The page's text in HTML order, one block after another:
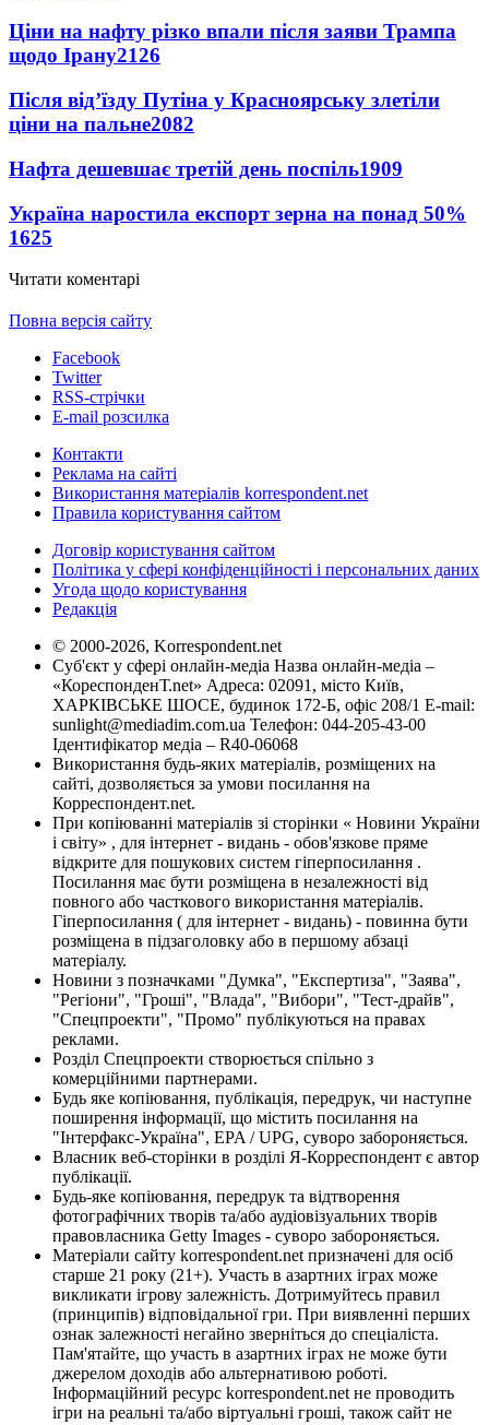
Ціни на нафту різко впали після заяви Трампа
щодо Ірану2126
Після від’їзду Путіна у Красноярську злетіли
ціни на пальне2082
Нафта дешевшає третій день поспіль1909
Україна наростила експорт зерна на понад 50%
1625
Читати коментарі
Повна версія сайту
Facebook
Twitter
RSS-стрічки
E-mail розсилка
Контакти
Реклама на сайті
Використання матеріалів korrespondent.net
Правила користування сайтом
Договір користування сайтом
Політика у сфері конфіденційності і персональних даних
Угода щодо користування
Редакція
© 2000-2026, Korrespondent.net
Суб'єкт у сфері онлайн-медіа Назва онлайн-медіа –
«КореспонденТ.net» Адреса: 02091, місто Київ,
ХАРКІВСЬКЕ ШОСЕ, будинок 172-Б, офіс 208/1 E-mail:
sunlight@mediadim.com.ua Телефон: 044-205-43-00
Ідентифікатор медіа – R40-06068
Використання будь-яких матеріалів, розміщених на
сайті, дозволяється за умови посилання на
Корреспондент.net.
При копіюванні матеріалів зі сторінки « Новини України
і світу» , для інтернет - видань - обов'язкове пряме
відкрите для пошукових систем гіперпосилання .
Посилання має бути розміщена в незалежності від
повного або часткового використання матеріалів.
Гіперпосилання ( для інтернет - видань) - повинна бути
розміщена в підзаголовку або в першому абзаці
матеріалу.
Новини з позначками "Думка", "Експертиза", "Заява",
"Регіони", "Гроші", "Влада", "Вибори", "Тест-драйв",
"Спецпроекти", "Промо" публікуються на правах
реклами.
Розділ Спецпроекти створюється спільно з
комерційними партнерами.
Будь яке копіювання, публікація, передрук, чи наступне
поширення інформації, що містить посилання на
"Інтерфакс-Україна", EPA / UPG, суворо забороняється.
Власник веб-сторінки в розділі Я-Корреспондент є автор
публікації.
Будь-яке копіювання, передрук та відтворення
фотографічних творів та/або аудіовізуальних творів
правовласника Getty Images - суворо забороняється.
Матеріали сайту korrespondent.net призначені для осіб
старше 21 року (21+). Участь в азартних іграх може
викликати ігрову залежність. Дотримуйтесь правил
(принципів) відповідальної гри. При виявленні перших
ознак залежності негайно зверніться до спеціаліста.
Пам'ятайте, що участь в азартних іграх не може бути
джерелом доходів або альтернативою роботі.
Інформаційний ресурс korrespondent.net не проводить
ігри на реальні та/або віртуальні гроші, також сайт не